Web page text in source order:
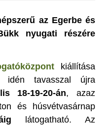
az Egerbe és
nyugati részére
kiállítása
idén tavasszal újra
18-19-20-án, azaz
és húsvétvasárnap
látogatható. Az